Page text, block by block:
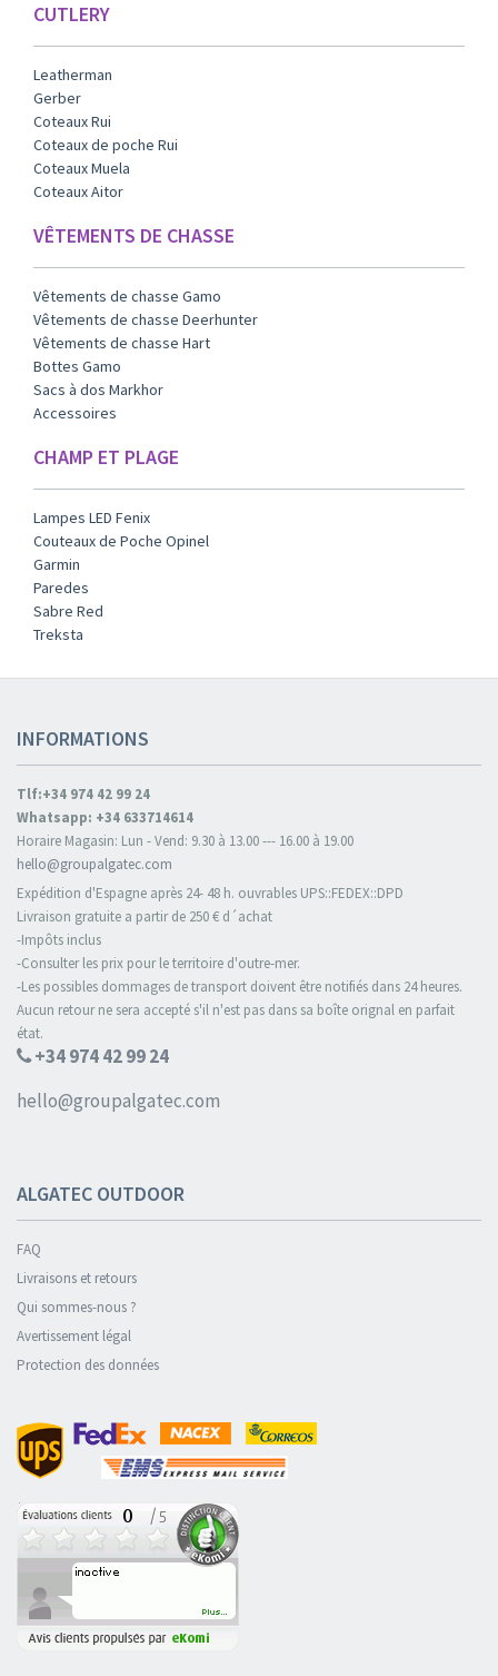
CUTLERY
Leatherman
Gerber
Coteaux Rui
Coteaux de poche Rui
Coteaux Muela
Coteaux Aitor
VÊTEMENTS DE CHASSE
Vêtements de chasse Gamo
Vêtements de chasse Deerhunter
Vêtements de chasse Hart
Bottes Gamo
Sacs à dos Markhor
Accessoires
CHAMP ET PLAGE
Lampes LED Fenix
Couteaux de Poche Opinel
Garmin
Paredes
Sabre Red
Treksta
INFORMATIONS
Tlf:+34 974 42 99 24
Whatsapp: +34 633714614
Horaire Magasin: Lun - Vend: 9.30 à 13.00 --- 16.00 à 19.00
hello@groupalgatec.com
Expédition d'Espagne après 24- 48 h. ouvrables UPS::FEDEX::DPD
Livraison gratuite a partir de 250 € d´achat
-Impôts inclus
-Consulter les prix pour le territoire d'outre-mer.
-Les possibles dommages de transport doivent être notifiés dans 24 heures.
Aucun retour ne sera accepté s'il n'est pas dans sa boîte orignal en parfait
état.
+34 974 42 99 24
hello@groupalgatec.com
ALGATEC OUTDOOR
FAQ
Livraisons et retours
Qui sommes-nous ?
Avertissement légal
Protection des données